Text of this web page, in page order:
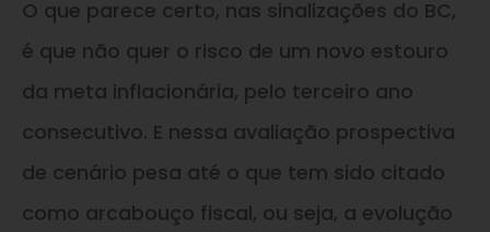
O que parece certo, nas sinalizações do BC,
é que não quer o risco de um novo estouro
da meta inflacionária, pelo terceiro ano
consecutivo. E nessa avaliação prospectiva
de cenário pesa até o que tem sido citado
como arcabouço fiscal, ou seja, a evolução